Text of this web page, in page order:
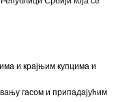
и крајњим купцима и
гасом и припадајућим